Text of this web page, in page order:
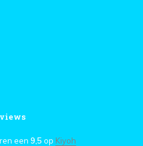
een 9,5 op Kiyoh